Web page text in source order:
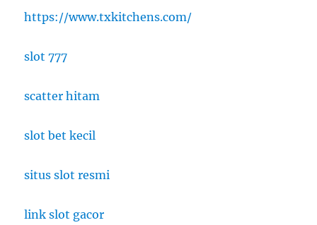
https://www.txkitchens.com/
slot 777
scatter hitam
slot bet kecil
situs slot resmi
link slot gacor